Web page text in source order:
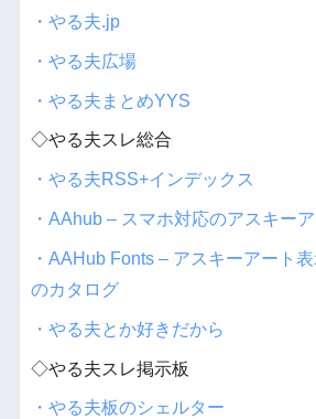
・やる夫.jp
・やる夫広場
・やる夫まとめYYS
◇やる夫スレ総合
・やる夫RSS+インデックス
・AAhub – スマホ対応のアスキー
・AAHub Fonts – アスキーアート
のカタログ
・やる夫とか好きだから
◇やる夫スレ掲示板
・やる夫板のシェルター